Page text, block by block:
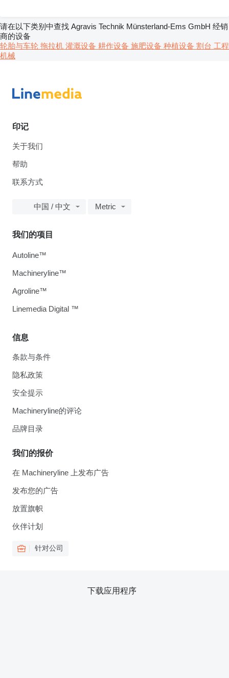
请在以下类别中查找 Agravis Technik Münsterland-Ems GmbH 经销
商的设备
轮胎与车轮 拖拉机 灌溉设备 耕作设备 施肥设备 种植设备 割台 工程
机械
印记
关于我们
帮助
联系方式
中国 / 中文 Metric
信息
条款与条件
隐私政策
安全提示
Machineryline的评论
品牌目录
我们的报价
在 Machineryline 上发布广告
发布您的广告
放置旗帜
伙伴计划
针对公司
我们的项目
Autoline™
Machineryline™
Agroline™
Linemedia Digital ™
下载应用程序